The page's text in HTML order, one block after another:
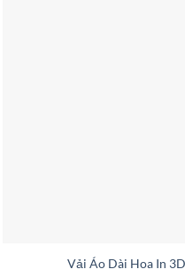
Vải Áo Dài Hoa In 3D